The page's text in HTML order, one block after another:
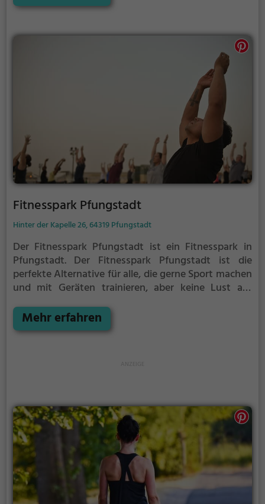
Fitnesspark Pfungstadt
Hinter der Kapelle 26, 64319 Pfungstadt
Der Fitnesspark Pfungstadt ist ein Fitnesspark in
Pfungstadt. Der Fitnesspark Pfungstadt ist die
perfekte Alternative für alle, die gerne Sport machen
und mit Geräten trainieren, aber keine Lust auf
Mehr erfahren